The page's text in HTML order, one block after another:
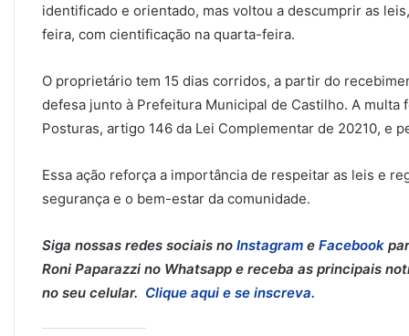
identificado e orientado, mas voltou a descumprir as
feira, com cientificação na quarta-feira.
O proprietário tem 15 dias corridos, a partir do
defesa junto à Prefeitura Municipal de Castilho. A multa
Posturas, artigo 146 da Lei Complementar de 20210, e
Essa ação reforça a importância de respeitar as leis e
segurança e o bem-estar da comunidade.
Siga nossas redes sociais no Instagram e Facebook
Roni Paparazzi no Whatsapp e receba as principais
no seu celular. Clique aqui e se inscreva.